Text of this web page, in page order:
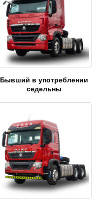
Бывший в употреблении
седельны